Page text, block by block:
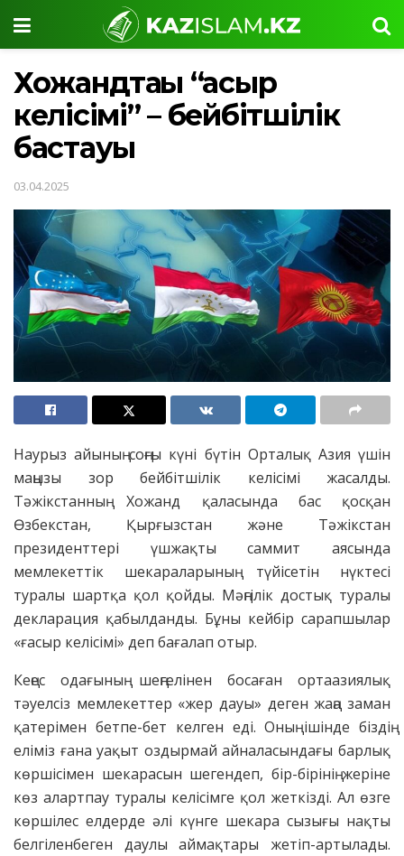
Хожандтағы “ғасыр
келісімі” – бейбітшілік
бастауы
03.04.2025
Наурыз айының соңғы күні бүтін Орталық Азия үшін
маңызы зор бейбітшілік келісімі жасалды.
Тәжікстанның Хожанд қаласында бас қосқан
Өзбекстан, Қырғызстан және Тәжікстан
президенттері үшжақты саммит аясында
мемлекеттік шекараларының түйісетін нүктесі
туралы шартқа қол қойды. Мәңгілік достық туралы
декларация қабылданды. Бұны кейбір сарапшылар
«ғасыр келісімі» деп бағалап отыр.
Кеңес одағының шеңгелінен босаған ортаазиялық
тәуелсіз мемлекеттер «жер дауы» деген жаңа заман
қатерімен бетпе-бет келген еді. Оның ішінде біздің
еліміз ғана уақыт оздырмай айналасындағы барлық
көршісімен шекарасын шегендеп, бір-бірінің жеріне
көз алартпау туралы келісімге қол жеткізді. Ал өзге
көршілес елдерде әлі күнге шекара сызығы нақты
белгіленбеген даулы аймақтары жетіп-артылады.